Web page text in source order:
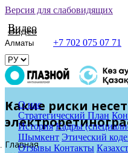
Версия для слабовидящих
Видео
Видео
+7 702 075 07 71
О нас
Стратегический План
История Кадры
Шымкент Этический
Отзывы Контакты
Какие риски несет
Главная